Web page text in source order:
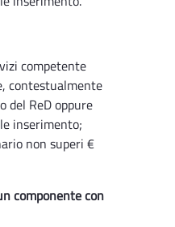
competente
contestualmente
del ReD oppure
inserimento;
non superi €
componente con